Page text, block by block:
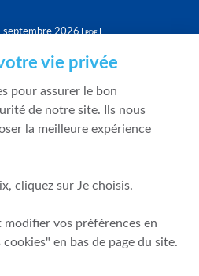
septembre 2026
et de résolution
vie privée
pour assurer le bon
de notre site. Ils nous
la meilleure expérience
cliquez sur Je choisis.
vos préférences en
en bas de page du site.